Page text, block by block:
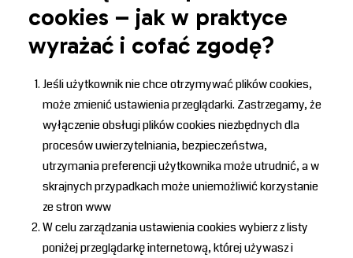
cookies – jak w praktyce
wyrażać i cofać zgodę?
Jeśli użytkownik nie chce otrzymywać plików cookies,
może zmienić ustawienia przeglądarki. Zastrzegamy, że
wyłączenie obsługi plików cookies niezbędnych dla
procesów uwierzytelniania, bezpieczeństwa,
utrzymania preferencji użytkownika może utrudnić, a w
skrajnych przypadkach może uniemożliwić korzystanie
ze stron www
W celu zarządzania ustawienia cookies wybierz z listy
poniżej przeglądarkę internetową, której używasz i